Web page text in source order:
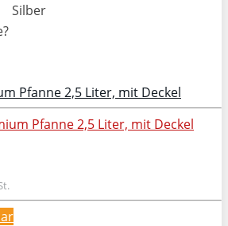
Silber
Pfanne 2,5 Liter, mit Deckel